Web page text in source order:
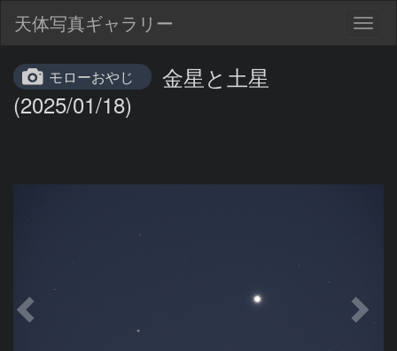
天体写真ギャラリー
モローおやじ
金星と土星
(2025/01/18)